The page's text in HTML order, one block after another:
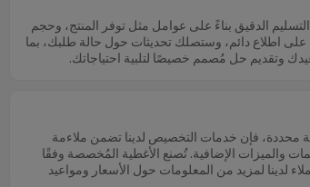
يختلف وقت التسليم الدقيق بناءً على عوامل مثل توفر المنتج، وحجم
على اطلاع دائم، وستصلك تحديثات حول حالة طلبك، بما
وتقديم حل مُصمم خصيصًا لتلبية احتياجاتك.
فإن خدمات التخصيص لدينا تضمن ملاءمة
والميزات الإضافية. تُصنع الأغطية المُخصصة وفقًا
لدينا لمزيد من المعلومات حول الأسعار ومواعيد